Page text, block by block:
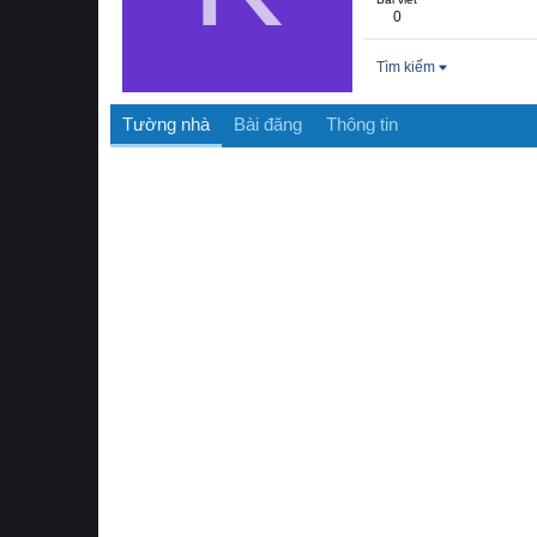
0
Tìm kiếm
Tường nhà Bài đăng Thông tin